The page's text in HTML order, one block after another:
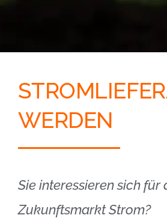
WERDEN
Sie interessieren sich für
Zukunftsmarkt Strom?